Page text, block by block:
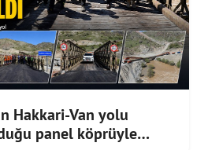
Hakkari-Van yolu
panel köprüyle